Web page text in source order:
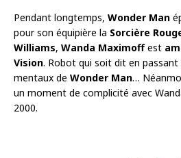
Pendant longtemps, Wonder Man
pour son équipière la Sorcière
Williams, Wanda Maximoffest
Vision. Robot qui soit dit en passant
mentaux de Wonder Man…
un moment de complicité avec
2000.